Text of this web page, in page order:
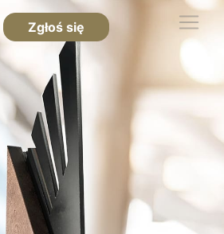
Zgłoś się